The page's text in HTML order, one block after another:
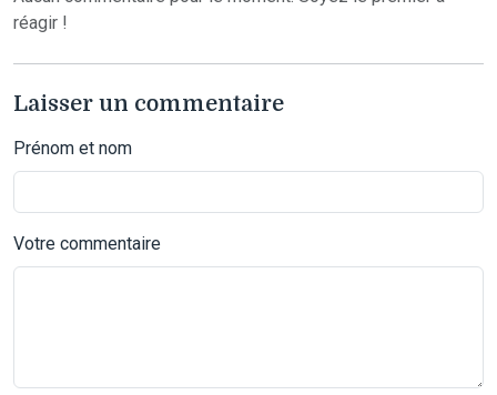
réagir !
Laisser un commentaire
Prénom et nom
Votre commentaire